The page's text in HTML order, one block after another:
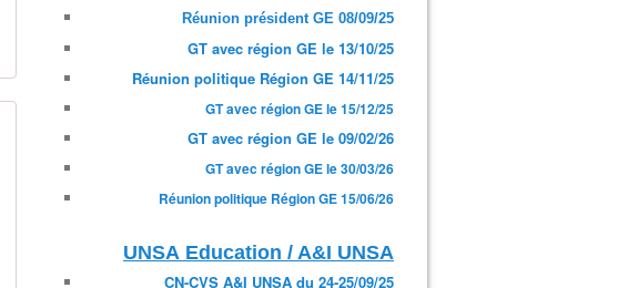
Réunion président GE 08/09/25
GT avec région GE le 13/10/25
Réunion politique Région GE 14/11/25
GT avec région GE le 15/12/25
GT avec région GE le 09/02/26
GT avec région GE le 30/03/26
Réunion politique Région GE 15/06/26
UNSA Education / A&I UNSA
CN-CVS A&I UNSA du 24-25/09/25